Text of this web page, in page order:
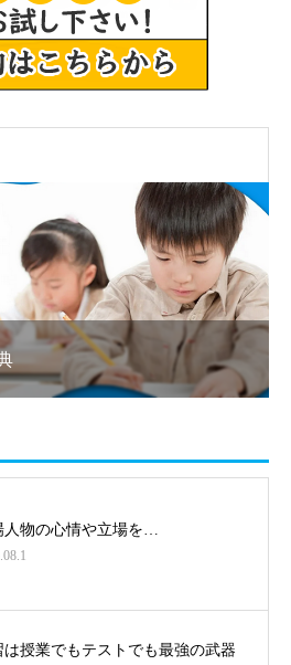
人物の心情や立場を…
は授業でもテストでも最強の武器